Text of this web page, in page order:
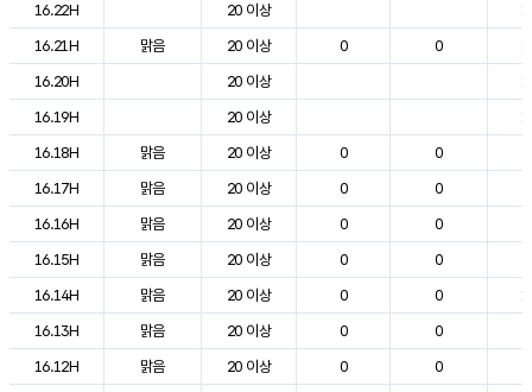
16.22H
20 이상
16.21H
맑음 20 이상 0 0
16.20H
20 이상
16.19H
20 이상
16.18H
맑음 20 이상 0 0
16.17H
맑음 20 이상 0 0
16.16H
맑음 20 이상 0 0
16.15H
맑음 20 이상 0 0
16.14H
맑음 20 이상 0 0
16.13H
맑음 20 이상 0 0
16.12H
맑음 20 이상 0 0